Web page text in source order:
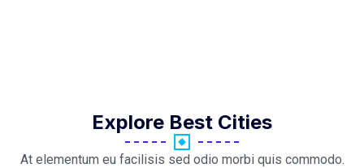
Explore Best Cities
At elementum eu facilisis sed odio morbi quis commodo.